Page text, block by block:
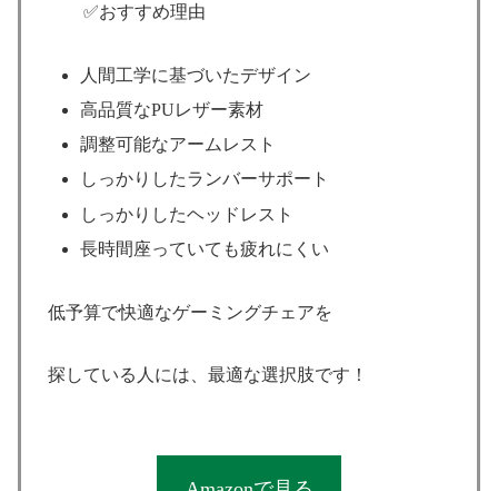
✅おすすめ理由
人間工学に基づいたデザイン
高品質なPUレザー素材
調整可能なアームレスト
しっかりしたランバーサポート
しっかりしたヘッドレスト
長時間座っていても疲れにくい
低予算で快適なゲーミングチェアを
探している人には、最適な選択肢です！